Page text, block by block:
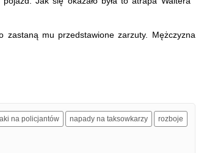
zastaną mu przedstawione zarzuty. Mężczyzna
na policjantów napady na taksowkarzy rozboje